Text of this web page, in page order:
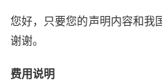
您好，只要您的声明内容和我
谢谢。
费用说明